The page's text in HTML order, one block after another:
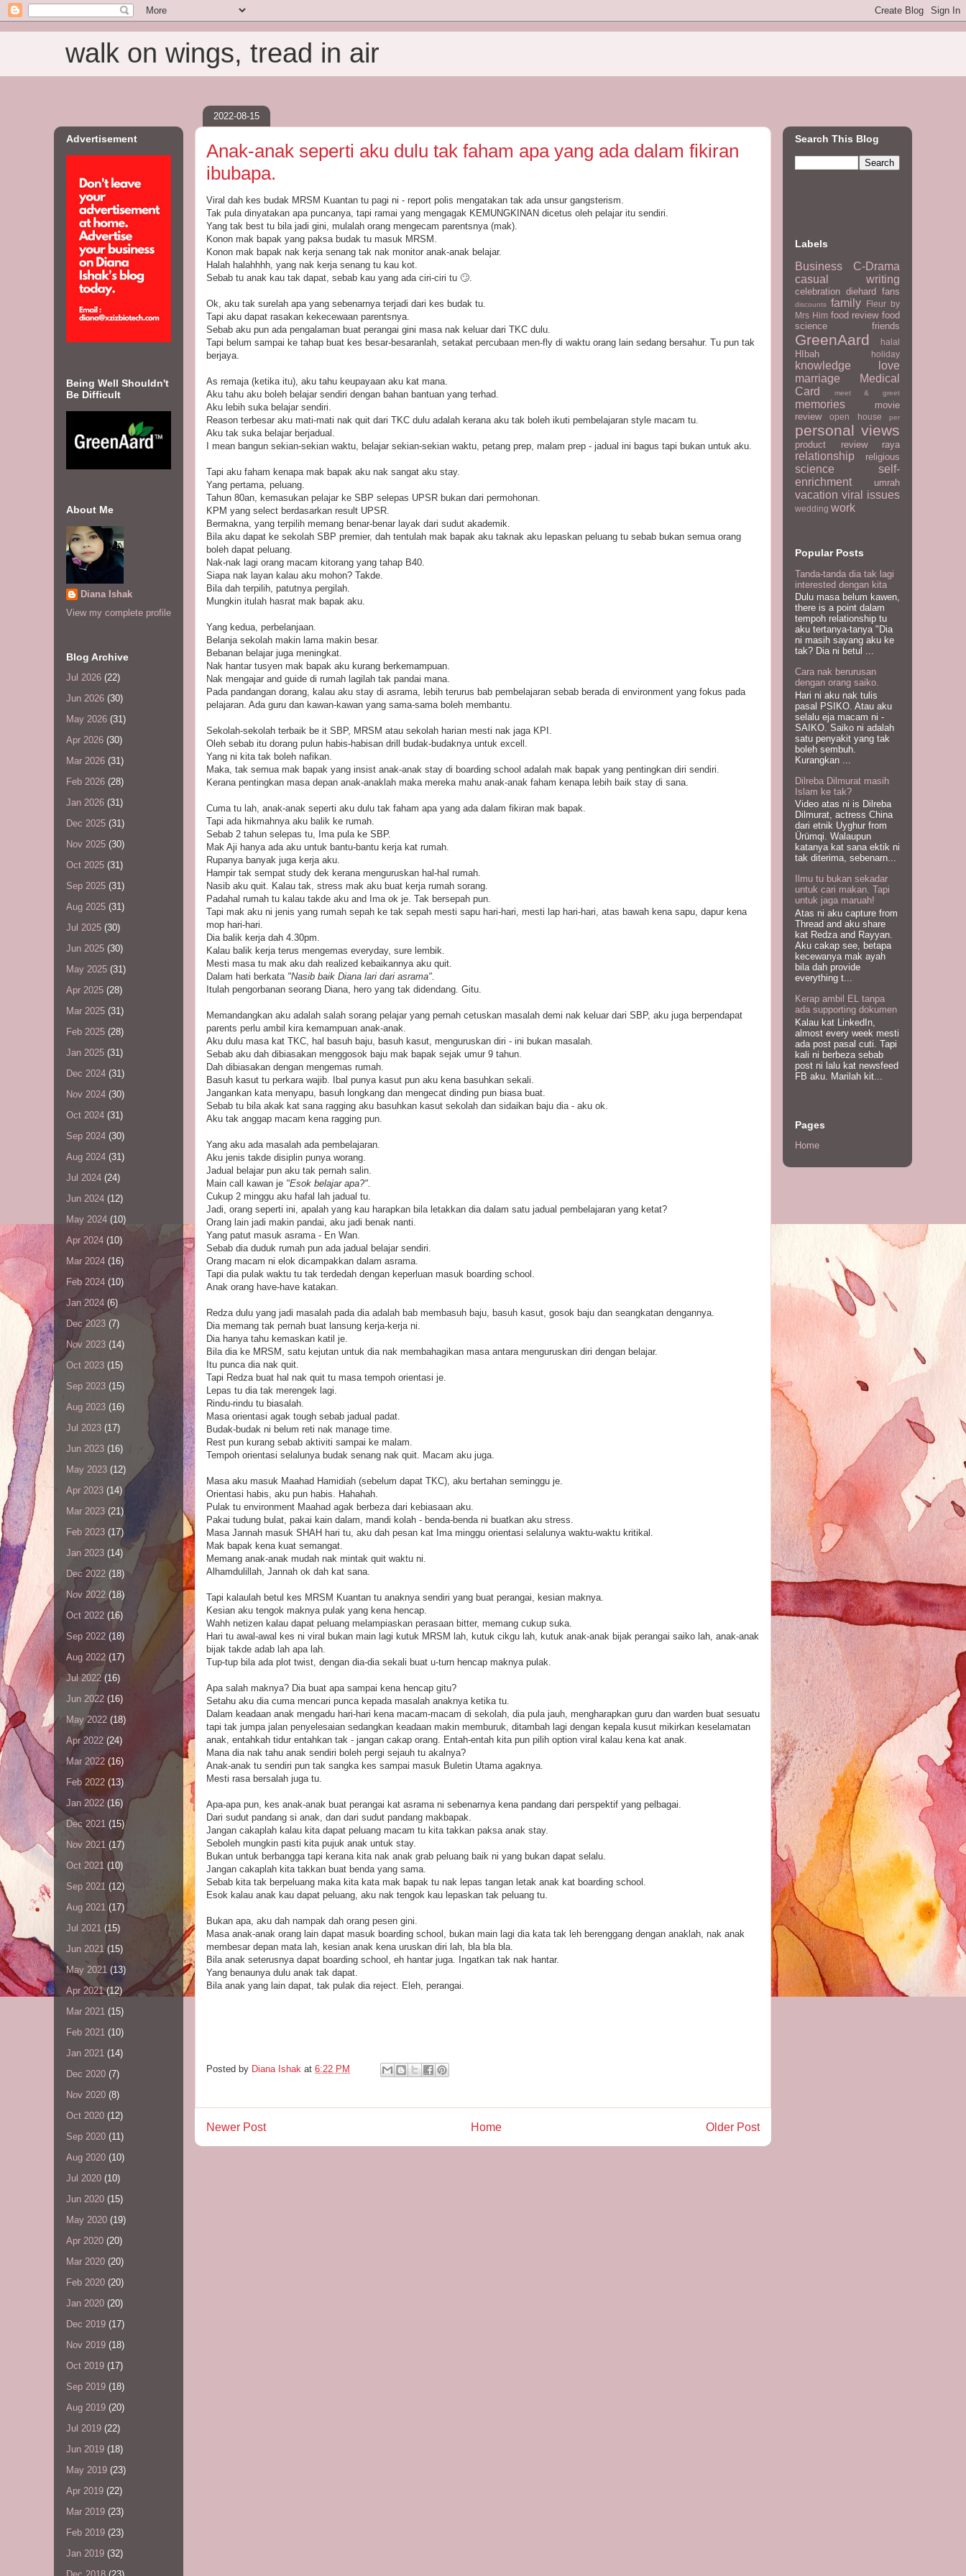
walk on wings, tread in air
2022-08-15
Anak-anak seperti aku dulu tak faham apa yang ada dalam fikiran
ibubapa.
Viral dah kes budak MRSM Kuantan tu pagi ni - report polis mengatakan tak ada unsur gangsterism.
Tak pula dinyatakan apa puncanya, tapi ramai yang mengagak KEMUNGKINAN dicetus oleh pelajar itu sendiri.
Yang tak best tu bila jadi gini, mulalah orang mengecam parentsnya (mak).
Konon mak bapak yang paksa budak tu masuk MRSM.
Konon mak bapak nak kerja senang tak nak monitor anak-anak belajar.
Halah halahhhh, yang nak kerja senang tu kau kot.
Sebab tu anak kau tak dapat, sebab kau yang ada ciri-ciri tu 🙄.
Ok, aku tak surelah apa yang sebenarnya terjadi dari kes budak tu.
Tapi aku dapat rasakan kekecewaan parentsnya.
Sebab aku pun ada pengalaman buat perangai gini masa nak keluar dari TKC dulu.
Tapi belum sampai ke tahap buat kes besar-besaranlah, setakat percubaan men-fly di waktu orang lain sedang bersahur. Tu pun tak
berjaya.
As remaja (ketika itu), aku tahu keupayaan aku kat mana.
Aku tahu aku boleh belajar sendiri dengan bahan bantuan yang terhad.
Aku lebih suka belajar sendiri.
Reason terbesar aku mati-mati nak quit dari TKC dulu adalah kerana aku tak boleh ikuti pembelajaran style macam tu.
Aku tak suka belajar berjadual.
I mean bangun sekian-sekian waktu, belajar sekian-sekian waktu, petang prep, malam prep - jadual ini bagus tapi bukan untuk aku.
Tapi aku faham kenapa mak bapak aku nak sangat aku stay.
Yang pertama, peluang.
Tahun 80an, kemasukan pelajar ke SBP selepas UPSR bukan dari permohonan.
KPM yang select berdasarkan result UPSR.
Bermakna, yang terpilih memang benar-benar layak dari sudut akademik.
Bila aku dapat ke sekolah SBP premier, dah tentulah mak bapak aku taknak aku lepaskan peluang tu sebab bukan semua orang
boleh dapat peluang.
Nak-nak lagi orang macam kitorang yang tahap B40.
Siapa nak layan kalau aku mohon? Takde.
Bila dah terpilih, patutnya pergilah.
Mungkin itulah hasrat mak bapak aku.
Yang kedua, perbelanjaan.
Belanja sekolah makin lama makin besar.
Bebanan belajar juga meningkat.
Nak hantar tusyen mak bapak aku kurang berkemampuan.
Nak mengajar and guide di rumah lagilah tak pandai mana.
Pada pandangan dorang, kalau aku stay di asrama, lebih terurus bab pembelajaran sebab berada di environment yang fokus pada
pelajaran. Ada guru dan kawan-kawan yang sama-sama boleh membantu.
Sekolah-sekolah terbaik be it SBP, MRSM atau sekolah harian mesti nak jaga KPI.
Oleh sebab itu dorang pulun habis-habisan drill budak-budaknya untuk excell.
Yang ni kita tak boleh nafikan.
Maka, tak semua mak bapak yang insist anak-anak stay di boarding school adalah mak bapak yang pentingkan diri sendiri.
Kerana pentingkan masa depan anak-anaklah maka mereka mahu anak-anak faham kenapa lebih baik stay di sana.
Cuma tu lah, anak-anak seperti aku dulu tak faham apa yang ada dalam fikiran mak bapak.
Tapi ada hikmahnya aku balik ke rumah.
Sebab 2 tahun selepas tu, Ima pula ke SBP.
Mak Aji hanya ada aku untuk bantu-bantu kerja kat rumah.
Rupanya banyak juga kerja aku.
Hampir tak sempat study dek kerana menguruskan hal-hal rumah.
Nasib aku quit. Kalau tak, stress mak aku buat kerja rumah sorang.
Padahal rumah tu kalau takde aku and Ima ok je. Tak bersepah pun.
Tapi mak aku ni jenis yang rumah sepah ke tak sepah mesti sapu hari-hari, mesti lap hari-hari, atas bawah kena sapu, dapur kena
mop hari-hari.
Dia balik kerja dah 4.30pm.
Kalau balik kerja terus mengemas everyday, sure lembik.
Mesti masa tu mak aku dah realized kebaikannya aku quit.
Dalam hati berkata "Nasib baik Diana lari dari asrama".
Itulah pengorbanan seorang Diana, hero yang tak didendang. Gitu.
Memandangkan aku adalah salah sorang pelajar yang pernah cetuskan masalah demi nak keluar dari SBP, aku juga berpendapat
parents perlu ambil kira kemampuan anak-anak.
Aku dulu masa kat TKC, hal basuh baju, basuh kasut, menguruskan diri - ini bukan masalah.
Sebab aku dah dibiasakan menggosok baju mak bapak sejak umur 9 tahun.
Dah dibiasakan dengan mengemas rumah.
Basuh kasut tu perkara wajib. Ibal punya kasut pun aku kena basuhkan sekali.
Jangankan kata menyapu, basuh longkang dan mengecat dinding pun biasa buat.
Sebab tu bila akak kat sana ragging aku basuhkan kasut sekolah dan sidaikan baju dia - aku ok.
Aku tak anggap macam kena ragging pun.
Yang aku ada masalah ada pembelajaran.
Aku jenis takde disiplin punya worang.
Jadual belajar pun aku tak pernah salin.
Main call kawan je "Esok belajar apa?".
Cukup 2 minggu aku hafal lah jadual tu.
Jadi, orang seperti ini, apalah yang kau harapkan bila letakkan dia dalam satu jadual pembelajaran yang ketat?
Orang lain jadi makin pandai, aku jadi benak nanti.
Yang patut masuk asrama - En Wan.
Sebab dia duduk rumah pun ada jadual belajar sendiri.
Orang macam ni elok dicampakkan dalam asrama.
Tapi dia pulak waktu tu tak terdedah dengan keperluan masuk boarding school.
Anak orang have-have katakan.
Redza dulu yang jadi masalah pada dia adalah bab membasuh baju, basuh kasut, gosok baju dan seangkatan dengannya.
Dia memang tak pernah buat lansung kerja-kerja ni.
Dia hanya tahu kemaskan katil je.
Bila dia ke MRSM, satu kejutan untuk dia nak membahagikan masa antara menguruskan diri dengan belajar.
Itu punca dia nak quit.
Tapi Redza buat hal nak quit tu masa tempoh orientasi je.
Lepas tu dia tak merengek lagi.
Rindu-rindu tu biasalah.
Masa orientasi agak tough sebab jadual padat.
Budak-budak ni belum reti nak manage time.
Rest pun kurang sebab aktiviti sampai ke malam.
Tempoh orientasi selalunya budak senang nak quit. Macam aku juga.
Masa aku masuk Maahad Hamidiah (sebelum dapat TKC), aku bertahan seminggu je.
Orientasi habis, aku pun habis. Hahahah.
Pulak tu environment Maahad agak berbeza dari kebiasaan aku.
Pakai tudung bulat, pakai kain dalam, mandi kolah - benda-benda ni buatkan aku stress.
Masa Jannah masuk SHAH hari tu, aku dah pesan kat Ima minggu orientasi selalunya waktu-waktu kritikal.
Mak bapak kena kuat semangat.
Memang anak-anak mudah nak mintak quit waktu ni.
Alhamdulillah, Jannah ok dah kat sana.
Tapi kalaulah betul kes MRSM Kuantan tu anaknya sendiri yang buat perangai, kesian maknya.
Kesian aku tengok maknya pulak yang kena hencap.
Wahh netizen kalau dapat peluang melampiaskan perasaan bitter, memang cukup suka.
Hari tu awal-awal kes ni viral bukan main lagi kutuk MRSM lah, kutuk cikgu lah, kutuk anak-anak bijak perangai saiko lah, anak-anak
bijak takde adab lah apa lah.
Tup-tup bila ada plot twist, dengan dia-dia sekali buat u-turn hencap maknya pulak.
Apa salah maknya? Dia buat apa sampai kena hencap gitu?
Setahu aku dia cuma mencari punca kepada masalah anaknya ketika tu.
Dalam keadaan anak mengadu hari-hari kena macam-macam di sekolah, dia pula jauh, mengharapkan guru dan warden buat sesuatu
tapi tak jumpa jalan penyelesaian sedangkan keadaan makin memburuk, ditambah lagi dengan kepala kusut mikirkan keselamatan
anak, entahkah tidur entahkan tak - jangan cakap orang. Entah-entah kita pun pilih option viral kalau kena kat anak.
Mana dia nak tahu anak sendiri boleh pergi sejauh tu akalnya?
Anak-anak tu sendiri pun tak sangka kes sampai masuk Buletin Utama agaknya.
Mesti rasa bersalah juga tu.
Apa-apa pun, kes anak-anak buat perangai kat asrama ni sebenarnya kena pandang dari perspektif yang pelbagai.
Dari sudut pandang si anak, dan dari sudut pandang makbapak.
Jangan cakaplah kalau kita dapat peluang macam tu kita takkan paksa anak stay.
Seboleh mungkin pasti kita pujuk anak untuk stay.
Bukan untuk berbangga tapi kerana kita nak anak grab peluang baik ni yang bukan dapat selalu.
Jangan cakaplah kita takkan buat benda yang sama.
Sebab kita tak berpeluang maka kita kata mak bapak tu nak lepas tangan letak anak kat boarding school.
Esok kalau anak kau dapat peluang, aku nak tengok kau lepaskan tak peluang tu.
Bukan apa, aku dah nampak dah orang pesen gini.
Masa anak-anak orang lain dapat masuk boarding school, bukan main lagi dia kata tak leh berenggang dengan anaklah, nak anak
membesar depan mata lah, kesian anak kena uruskan diri lah, bla bla bla.
Bila anak seterusnya dapat boarding school, eh hantar juga. Ingatkan tak nak hantar.
Yang benaunya dulu anak tak dapat.
Bila anak yang lain dapat, tak pulak dia reject. Eleh, perangai.
Posted by Diana Ishak at 6:22 PM
Newer Post Older Post
Home
Advertisement
Being Well Shouldn't
Be Difficult
About Me
Diana Ishak
View my complete profile
Blog Archive
Jul 2026 (22)
Jun 2026 (30)
May 2026 (31)
Apr 2026 (30)
Mar 2026 (31)
Feb 2026 (28)
Jan 2026 (31)
Dec 2025 (31)
Nov 2025 (30)
Oct 2025 (31)
Sep 2025 (31)
Aug 2025 (31)
Jul 2025 (30)
Jun 2025 (30)
May 2025 (31)
Apr 2025 (28)
Mar 2025 (31)
Feb 2025 (28)
Jan 2025 (31)
Dec 2024 (31)
Nov 2024 (30)
Oct 2024 (31)
Sep 2024 (30)
Aug 2024 (31)
Jul 2024 (24)
Jun 2024 (12)
May 2024 (10)
Apr 2024 (10)
Mar 2024 (16)
Feb 2024 (10)
Jan 2024 (6)
Dec 2023 (7)
Nov 2023 (14)
Oct 2023 (15)
Sep 2023 (15)
Aug 2023 (16)
Jul 2023 (17)
Jun 2023 (16)
May 2023 (12)
Apr 2023 (14)
Mar 2023 (21)
Feb 2023 (17)
Jan 2023 (14)
Dec 2022 (18)
Nov 2022 (18)
Oct 2022 (16)
Sep 2022 (18)
Aug 2022 (17)
Jul 2022 (16)
Jun 2022 (16)
May 2022 (18)
Apr 2022 (24)
Mar 2022 (16)
Feb 2022 (13)
Jan 2022 (16)
Dec 2021 (15)
Nov 2021 (17)
Oct 2021 (10)
Sep 2021 (12)
Aug 2021 (17)
Jul 2021 (15)
Jun 2021(15)
May 2021 (13)
Apr 2021(12)
Mar 2021 (15)
Feb 2021 (10)
Jan 2021 (14)
Dec 2020 (7)
Nov 2020 (8)
Oct 2020 (12)
Sep 2020 (11)
Aug 2020 (10)
Jul 2020 (10)
Jun 2020 (15)
May 2020 (19)
Apr 2020 (20)
Mar 2020 (20)
Feb 2020 (20)
Jan 2020 (20)
Dec 2019 (17)
Nov 2019 (18)
Oct 2019 (17)
Sep 2019 (18)
Aug 2019 (20)
Jul 2019 (22)
Jun 2019 (18)
May 2019 (23)
Apr 2019 (22)
Mar 2019 (23)
Feb 2019 (23)
Jan 2019 (32)
Search This Blog
Labels
Business
C-Drama
casual writing
celebration diehard fans
discounts family
Fleur by
Mrs Him food review food
science
friends
GreenAard halal
HIbah holiday
knowledge
love
marriage
Medical
Card
meet & greet
memories
movie
review
open house per
personal views
product review raya
relationship religious
science
self-
enrichment
umrah
vacation viral issues
wedding work
Popular Posts
Tanda-tanda dia tak lagi
interested dengan kita
Dulu masa belum kawen,
there is a point dalam
tempoh relationship tu
aku tertanya-tanya "Dia
ni masih sayang aku ke
tak? Dia ni betul ...
Cara nak berurusan
dengan orang saiko.
Hari ni aku nak tulis
pasal PSIKO. Atau aku
selalu eja macam ni -
SAIKO. Saiko ni adalah
satu penyakit yang tak
boleh sembuh.
Kurangkan ...
Dilreba Dilmurat masih
Islam ke tak?
Video atas ni is Dilreba
Dilmurat, actress China
dari etnik Uyghur from
Ürümqi. Walaupun
katanya kat sana ektik ni
tak diterima, sebenarn...
Ilmu tu bukan sekadar
untuk cari makan. Tapi
untuk jaga maruah!
Atas ni aku capture from
Thread and aku share
kat Redza and Rayyan.
Aku cakap see, betapa
kecewanya mak ayah
bila dah provide
everything t...
Kerap ambil EL tanpa
ada supporting dokumen
Kalau kat LinkedIn,
almost every week mesti
ada post pasal cuti. Tapi
kali ni berbeza sebab
post ni lalu kat newsfeed
FB aku. Marilah kit...
Pages
Home